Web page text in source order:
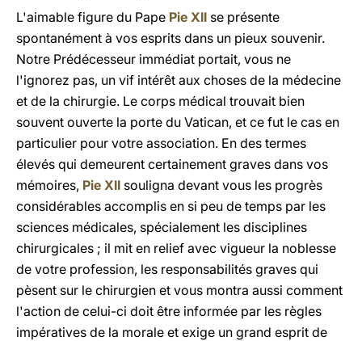
L'aimable figure du Pape Pie XII se présente
spontanément à vos esprits dans un pieux souvenir.
Notre Prédécesseur immédiat portait, vous ne
l'ignorez pas, un vif intérêt aux choses de la médecine
et de la chirurgie. Le corps médical trouvait bien
souvent ouverte la porte du Vatican, et ce fut le cas en
particulier pour votre association. En des termes
élevés qui demeurent certainement graves dans vos
mémoires, Pie XII souligna devant vous les progrès
considérables accomplis en si peu de temps par les
sciences médicales, spécialement les disciplines
chirurgicales ; il mit en relief avec vigueur la noblesse
de votre profession, les responsabilités graves qui
pèsent sur le chirurgien et vous montra aussi comment
l'action de celui-ci doit être informée par les règles
impératives de la morale et exige un grand esprit de